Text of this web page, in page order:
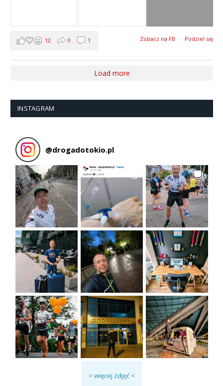
Zobacz na FB · Podziel się
12 0 1
Load more
INSTAGRAM
@drogadotokio.pl
> więcej zdjęć <